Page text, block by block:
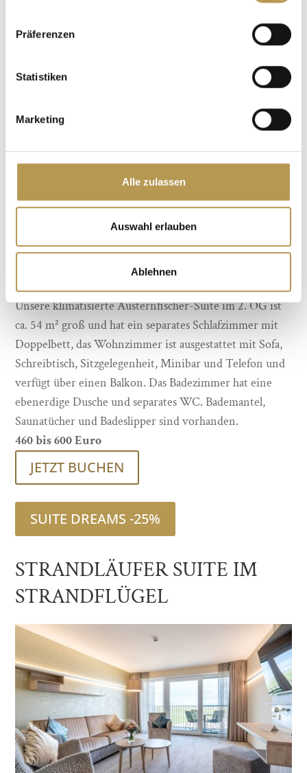
Präferenzen
Statistiken
Marketing
Alle zulassen
Auswahl erlauben
Ablehnen
Unsere klimatisierte Austernfischer-Suite im 2. OG ist
ca. 54 m² groß und hat ein separates Schlafzimmer mit
Doppelbett, das Wohnzimmer ist ausgestattet mit Sofa,
Schreibtisch, Sitzgelegenheit, Minibar und Telefon und
verfügt über einen Balkon. Das Badezimmer hat eine
ebenerdige Dusche und separates WC. Bademantel,
Saunatücher und Badeslipper sind vorhanden.
460 bis 600 Euro
JETZT BUCHEN
SUITE DREAMS -25%
STRANDLÄUFER SUITE IM
STRANDFLÜGEL